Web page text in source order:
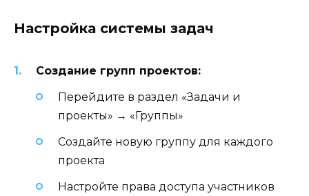
Настройка системы задач
Создание групп проектов:
Перейдите в раздел «Задачи и
проекты» → «Группы»
Создайте новую группу для каждого
проекта
Настройте права доступа участников